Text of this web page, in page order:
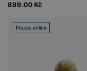
899.00 Kč
Pouze online